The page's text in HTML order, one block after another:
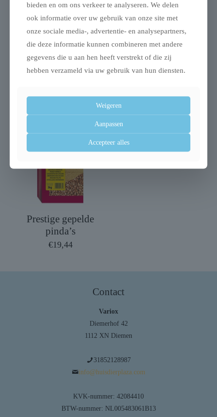
Back zoo nature
discovery leaves
Beaphar vruchtzaad
Prestige gepelde
pinda’s
€19,44
Contact
Variox
Diemerhof 42
1112 XN Diemen
31852128987
info@huisdierplaza.com
KVK-nummer: 42084410
BTW-nummer: NL005483061B13
bieden en om ons verkeer te analyseren. We delen
ook informatie over uw gebruik van onze site met
onze sociale media-, advertentie- en analysepartners,
die deze informatie kunnen combineren met andere
gegevens die u aan hen heeft verstrekt of die zij
hebben verzameld via uw gebruik van hun diensten.
Weigeren
Aanpassen
Accepteer alles